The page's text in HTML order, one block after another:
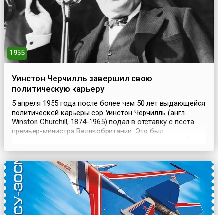
1955
Уинстон Черчилль завершил свою
политическую карьеру
5 апреля 1955 года после более чем 50 лет выдающейся
политической карьеры сэр Уинстон Черчилль (англ.
Winston Churchill, 1874-1965) подал в отставку с поста
премьер-министра Великобритании. Это был
политики. В 1964 году он в последний раз присутствовал
Великобритании как самый яркий английски...